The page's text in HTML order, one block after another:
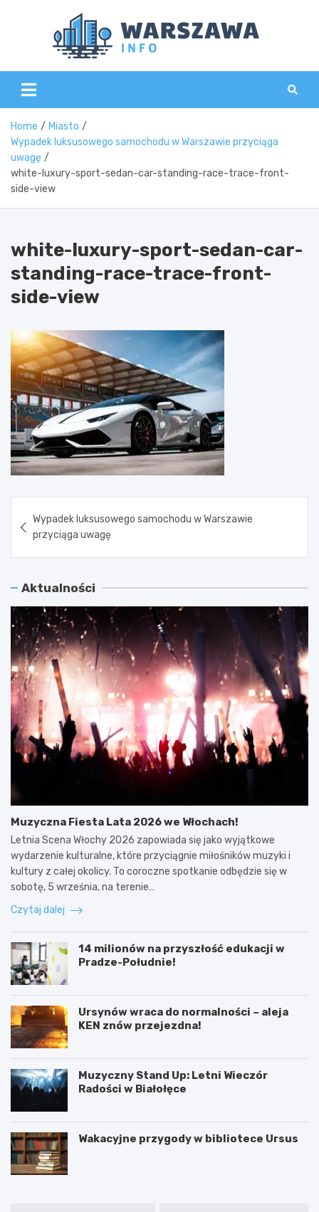
Home
Miasto
Wypadek luksusowego samochodu w Warszawie przyciąga
uwagę
white-luxury-sport-sedan-car-standing-race-trace-front-
side-view
white-luxury-sport-sedan-car-
standing-race-trace-front-
side-view
wpisu
Wypadek luksusowego samochodu w Warszawie
przyciąga uwagę
Aktualności
Muzyczna Fiesta Lata 2026 we Włochach!
Letnia Scena Włochy 2026 zapowiada się jako wyjątkowe
wydarzenie kulturalne, które przyciągnie miłośników muzyki i
kultury z całej okolicy. To coroczne spotkanie odbędzie się w
sobotę, 5 września, na terenie…
Czytaj dalej
14 milionów na przyszłość edukacji w
Pradze-Południe!
Ursynów wraca do normalności – aleja
KEN znów przejezdna!
Muzyczny Stand Up: Letni Wieczór
Radości w Białołęce
Wakacyjne przygody w bibliotece Ursus